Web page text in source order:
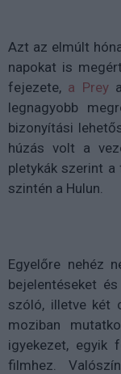
Azt az elmúlt
napokat is
fejezete, a Preya
legnagyobb
bizonyítási
húzás volt a
pletykák szerint
szintén a Hulun.
Egyelőre nehéz
bejelentéseket
szóló, illetve két
moziban
igyekezet,
filmhez.